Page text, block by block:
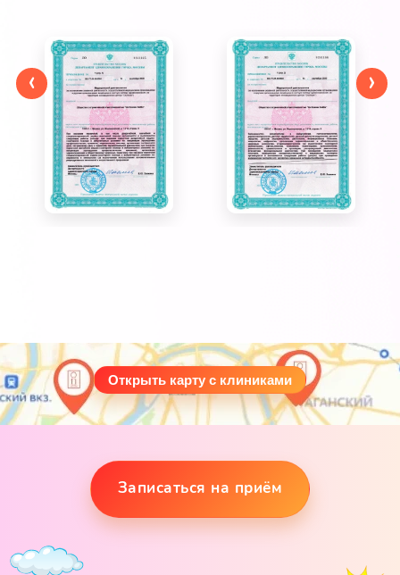
‹ ›
Открыть карту с клиниками
Записаться на приём